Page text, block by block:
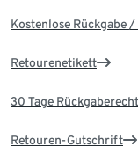
Kostenlose Rückgabe
Retourenetikett
30 Tage Rückgaberecht
Retouren-Gutschrift